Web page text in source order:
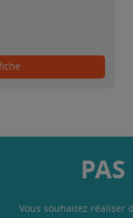
Vous souhaitez réaliser